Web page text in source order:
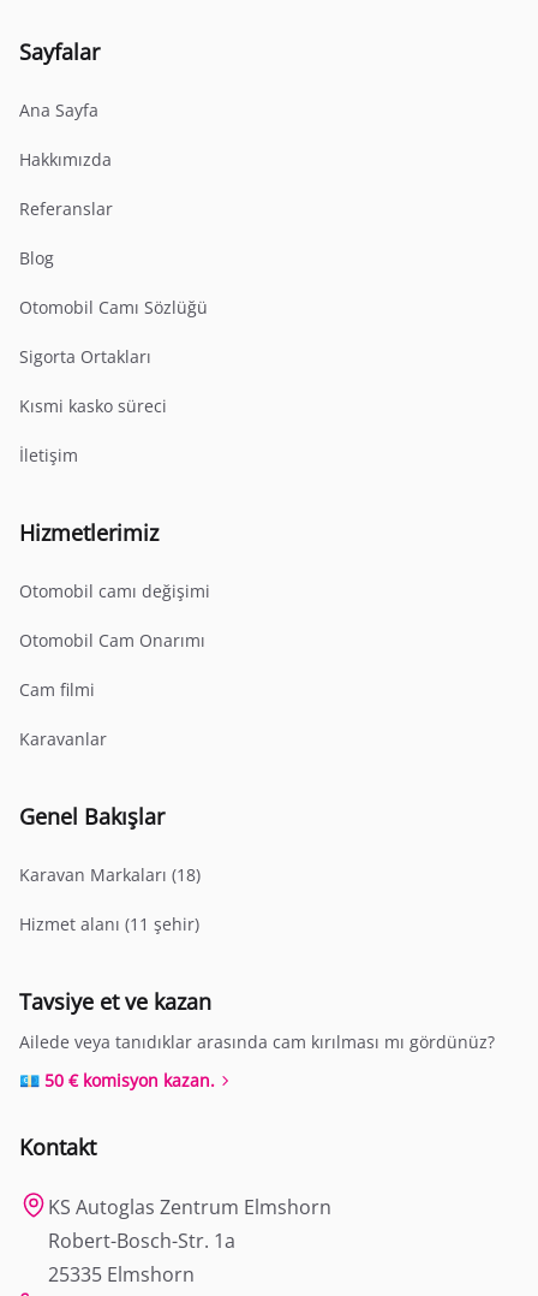
Sayfalar
Ana Sayfa
Hakkımızda
Referanslar
Blog
Otomobil Camı Sözlüğü
Sigorta Ortakları
Kısmi kasko süreci
İletişim
Hizmetlerimiz
Otomobil camı değişimi
Otomobil Cam Onarımı
Cam filmi
Karavanlar
Genel Bakışlar
Karavan Markaları (18)
Hizmet alanı (11 şehir)
Tavsiye et ve kazan
Ailede veya tanıdıklar arasında cam kırılması mı gördünüz?
💶 50 € komisyon kazan.
Kontakt
KS Autoglas Zentrum Elmshorn
Robert-Bosch-Str. 1a
25335 Elmshorn